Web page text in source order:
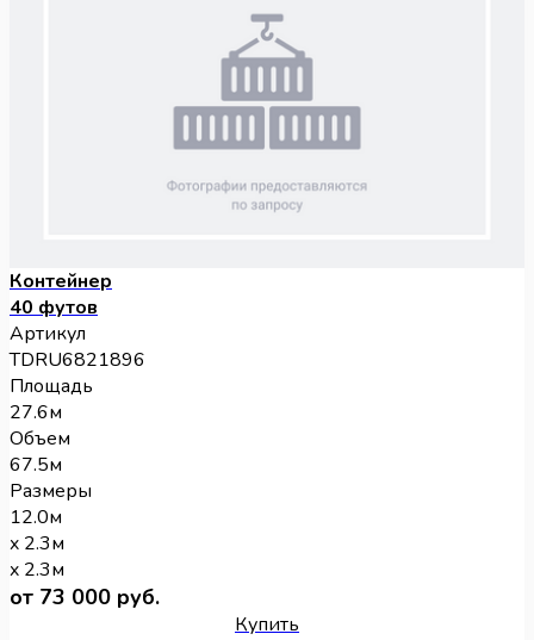
Контейнер
40 футов
Артикул
TDRU6821896
Площадь
27.6м
Объем
67.5м
Размеры
12.0м
x 2.3м
x 2.3м
от 73 000 руб.
Купить